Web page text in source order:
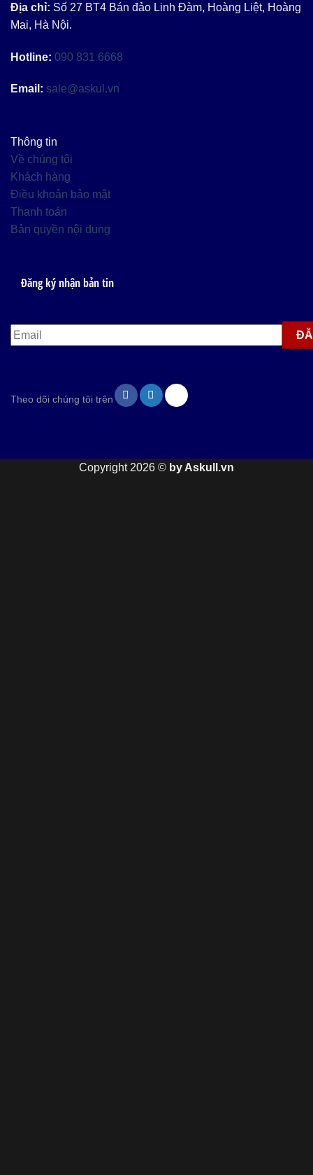
Địa chỉ: Số 27 BT4 Bán đảo Linh Đàm, Hoàng Liệt, Hoàng
Mai, Hà Nội.
Hotline: 090 831 6668
Email: sale@askul.vn
Thông tin
Về chúng tôi
Khách hàng
Điều khoản bảo mật
Thanh toán
Bản quyền nội dung
Đăng ký nhận bản tin
Theo dõi chúng tôi trên
Copyright 2026 © by Askull.vn